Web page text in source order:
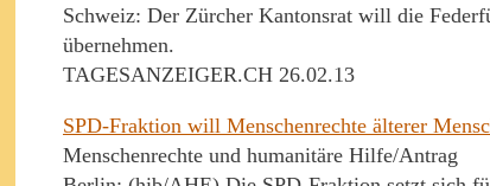
Schweiz: Der Zürcher Kantonsrat will die
übernehmen.
TAGESANZEIGER.CH 26.02.13
SPD-Fraktion will Menschenrechte älterer
Menschenrechte und humanitäre Hilfe/Antrag